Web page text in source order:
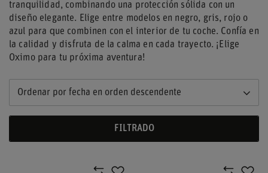
tranquilidad, combinando una protección sólida con un
diseño elegante. Elige entre modelos en negro, gris, rojo o
azul para que combinen con el interior de tu coche. Confía en
la calidad y disfruta de la calma en cada trayecto. ¡Elige
Oximo para tu próxima aventura!
Ordenar por fecha en orden descendente
FILTRADO